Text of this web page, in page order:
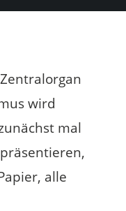
wird
mal
alle